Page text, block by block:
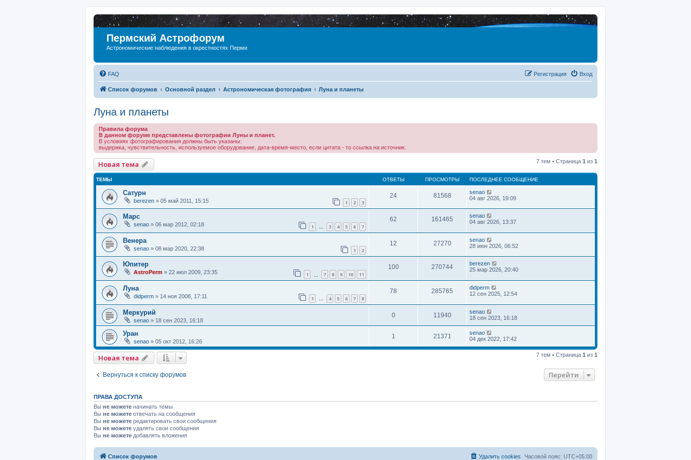
Пермский Астрофорум
Астрономические наблюдения в окрестностях Перми
FAQ Вход
Регистрация
Список форумов Основной раздел Астрономическая фотография Луна и планеты
Луна и планеты
Правила форума
В данном форуме представлены фотографии Луны и планет.
В условиях фотографирования должны быть указаны:
выдержка, чувствительность, используемое оборудование, дата-время-место, если цитата - то ссылка на источник.
Новая тема 7 тем • Страница 1 из 1
ТЕМЫ ОТВЕТЫ ПРОСМОТРЫ ПОСЛЕДНЕЕ СООБЩЕНИЕ
Сатурн
berezen » 05 май 2011, 15:15 1 2 3
24 81568
senao
04 авг 2026, 19:09
Марс
senao » 06 мар 2012, 02:18 1 … 3 4 5 6 7
62 161465
senao
04 авг 2026, 13:37
Венера
senao » 08 мар 2020, 22:38 1 2
12 27270
senao
28 июн 2026, 06:52
Юпитер
AstroPerm » 22 июл 2009, 23:35 1 7 8 9 10 11
100 270744
berezen
25 мар 2026, 20:40
Луна
didperm » 14 ноя 2008, 17:11 1 … 4 5 6 7 8
78 285765
didperm
12 сен 2025, 12:54
Меркурий
senao » 18 сен 2023, 16:18
0 11940
senao
18 сен 2023, 16:18
Уран
senao » 05 окт 2012, 16:26
1 21371
senao
04 дек 2022, 17:42
Новая тема 7 тем • Страница 1 из 1
Вернуться к списку форумов Перейти
ПРАВА ДОСТУПА
Вы не можете начинать темы
Вы не можете отвечать на сообщения
Вы не можете редактировать свои сообщения
Вы не можете удалять свои сообщения
Вы не можете добавлять вложения
Список форумов Часовой пояс: UTC+05:00
Удалить cookies